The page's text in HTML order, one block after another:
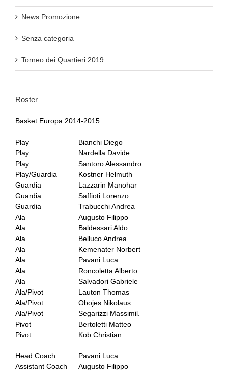
News Promozione
Senza categoria
Torneo dei Quartieri 2019
Roster
Basket Europa 2014-2015
Play
Bianchi Diego
Play
Nardella Davide
Play
Santoro Alessandro
Play/Guardia
Kostner Helmuth
Guardia
Lazzarin Manohar
Guardia
Saffioti Lorenzo
Guardia
Trabucchi Andrea
Ala
Augusto Filippo
Ala
Baldessari Aldo
Ala
Belluco Andrea
Ala
Kemenater Norbert
Ala
Pavani Luca
Ala
Roncoletta Alberto
Ala
Salvadori Gabriele
Ala/Pivot
Lauton Thomas
Ala/Pivot
Obojes Nikolaus
Ala/Pivot
Segarizzi Massimil.
Pivot
Bertoletti Matteo
Pivot
Kob Christian
Head Coach
Pavani Luca
Assistant Coach
Augusto Filippo